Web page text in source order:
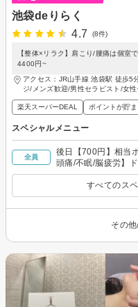
池袋deりらく
4.7
(8件)
【整体×リラク】肩こり/腰痛は個室
4400円~
アクセス：JR山手線 池袋駅 徒歩5
ジ/メンズ歓迎/男性セラピスト/女性
楽天スーパーDEAL ポイントが貯
スペシャルメニュー
全員
後日【700円】相当
頭痛/不眠/脳疲労】
ジ40分7700円
すべてのス
その